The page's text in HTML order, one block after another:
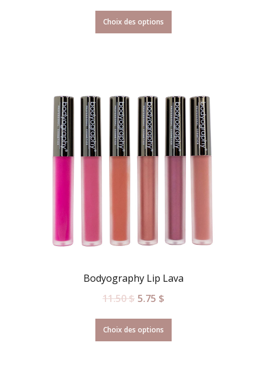
Choix des options
Bodyography Lip Lava
11.50$ 5.75 $
Choix des options